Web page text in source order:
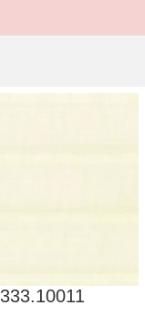
333.10011